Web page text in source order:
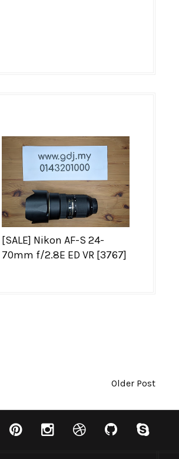
[SALE] Nikon AF-S 24-
70mm f/2.8E ED VR [3767]
Older Post